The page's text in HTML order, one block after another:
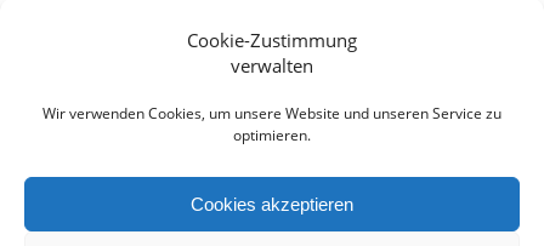
Cookie-Zustimmung
verwalten
Wir verwenden Cookies, um unsere Website und unseren Service zu
optimieren.
Cookies akzeptieren
Next:Next
post:
Oster-Retreat 2027
– live und online